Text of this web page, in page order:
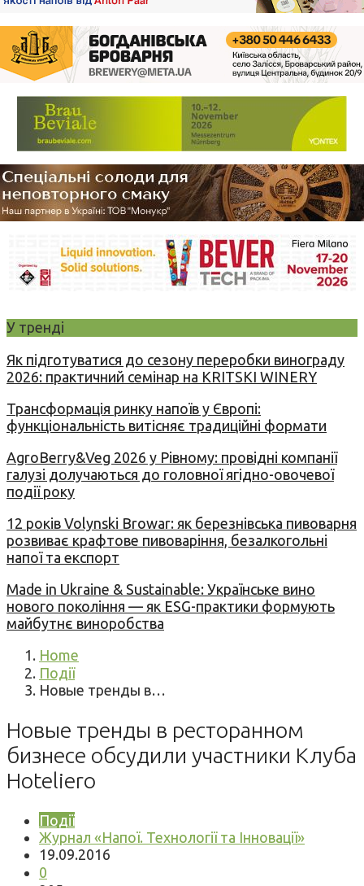
У тренді
Як підготуватися до сезону переробки винограду
2026: практичний семінар на KRITSKI WINERY
Трансформація ринку напоїв у Європі:
функціональність витісняє традиційні формати
AgroBerry&Veg 2026 у Рівному: провідні компанії
галузі долучаються до головної ягідно-овочевої
події року
12 років Volynski Browar: як березнівська пивоварня
розвиває крафтове пивоваріння, безалкогольні
напої та експорт
Made in Ukraine & Sustainable: Українське вино
нового покоління — як ESG-практики формують
майбутнє виноробства
Home
Події
Новые тренды в…
Новые тренды в ресторанном
бизнесе обсудили участники Клуба
Hoteliero
Події
Журнал «Напої. Технології та Інновації»
19.09.2016
0